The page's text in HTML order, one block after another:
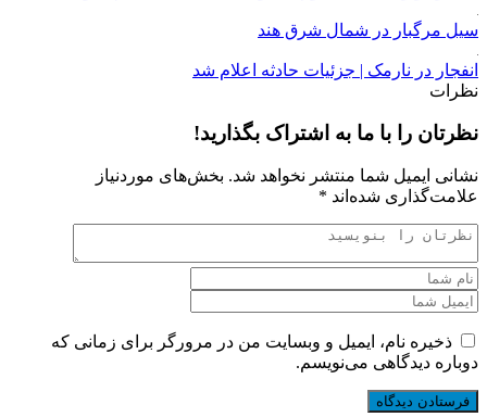
سیل مرگبار در شمال شرق هند
انفجار در نارمک | جزئیات حادثه اعلام شد
نظرات
نظرتان را با ما به اشتراک بگذارید!
نشانی ایمیل شما منتشر نخواهد شد. بخش‌های موردنیاز
علامت‌گذاری شده‌اند *
ذخیره نام، ایمیل و وبسایت من در مرورگر برای زمانی که
دوباره دیدگاهی می‌نویسم.